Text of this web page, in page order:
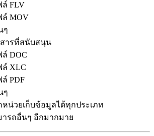
ล์ FLV
ล์ MOV
ๆ
สารที่สนับสนุน
ล์ DOC
ล์ XLC
ล์ PDF
ๆ
น่วยเก็บข้อมูลได้ทุกประเภท
รถอื่นๆ อีกมากมาย